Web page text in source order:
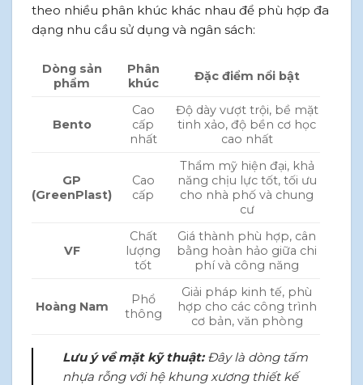
theo nhiều phân khúc khác nhau để phù hợp đa
dạng nhu cầu sử dụng và ngân sách:
Dòng sản
phẩm
Phân
khúc
Đặc điểm nổi bật
Bento
Cao
cấp
nhất
Độ dày vượt trội, bề mặt
tinh xảo, độ bền cơ học
cao nhất
GP
(GreenPlast)
Cao
cấp
Thẩm mỹ hiện đại, khả
năng chịu lực tốt, tối ưu
cho nhà phố và chung
cư
VF
Chất
lượng
tốt
Giá thành phù hợp, cân
bằng hoàn hảo giữa chi
phí và công năng
Hoàng Nam
Phổ
thông
Giải pháp kinh tế, phù
hợp cho các công trình
cơ bản, văn phòng
Lưu ý về mặt kỹ thuật:Đây là dòng tấm
nhựa rỗng với hệ khung xương thiết kế